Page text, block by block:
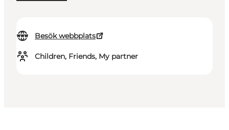
Besök webbplats
Children, Friends, My partner